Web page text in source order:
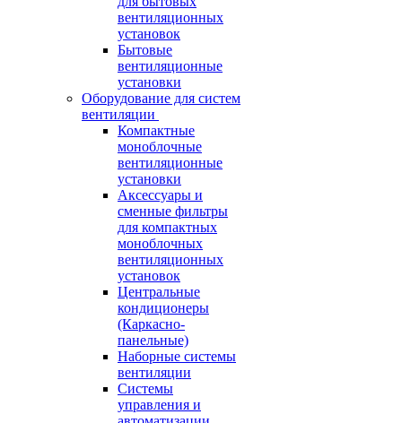
вентиляционных
установок
Бытовые
вентиляционные
установки
Оборудование для систем
вентиляции
Компактные
моноблочные
вентиляционные
установки
Аксессуары и
сменные фильтры
для компактных
моноблочных
вентиляционных
установок
Центральные
кондиционеры
(Каркасно-
панельные)
Наборные системы
вентиляции
Системы
управления и